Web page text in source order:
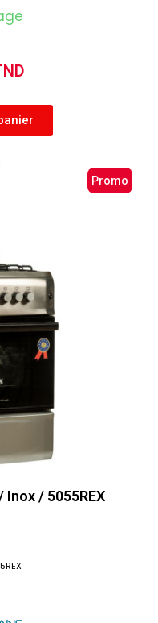
Promo
/ 5055REX